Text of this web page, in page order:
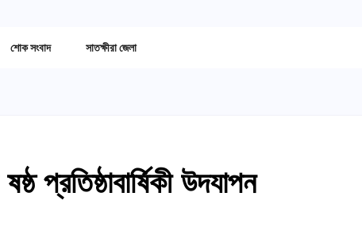
শোক সংবাদ সাতক্ষীরা জেলা
প্রতিষ্ঠাবার্ষিকী উদযাপন